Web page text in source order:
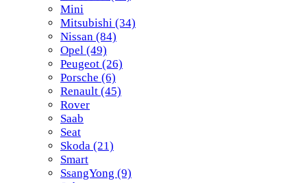
Mini
Mitsubishi (34)
Nissan (84)
Opel (49)
Peugeot (26)
Porsche (6)
Renault (45)
Rover
Saab
Seat
Skoda (21)
Smart
SsangYong (9)